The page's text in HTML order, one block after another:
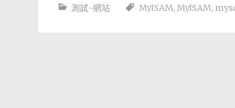
測試-網站 MyISAM, MyISAM,